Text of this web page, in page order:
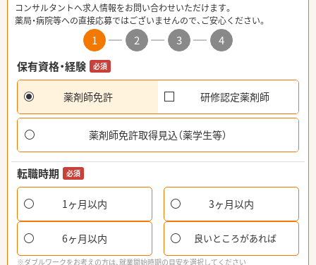
コンサルタントへ求人情報をお問い合わせいただけます。
薬局・病院等への直接応募ではございませんので、ご安心ください。
1 2 3
4
保有資格・経験
必須
薬剤師免許 研修認定薬剤師
薬剤師免許取得見込（薬学生等）
転職時期 必須
1ヶ月以内 3ヶ月以内
6ヶ月以内 良いところがあれば
※ダブルワークをお考えの方は、就業開始時期の目安を選択してください